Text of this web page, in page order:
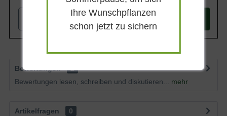
+ In den
Bewertungen
2
Bewertungen lesen, schreiben und diskutieren...
mehr
Artikelfragen
0
Ihre Wunschpflanzen
schon jetzt zu sichern